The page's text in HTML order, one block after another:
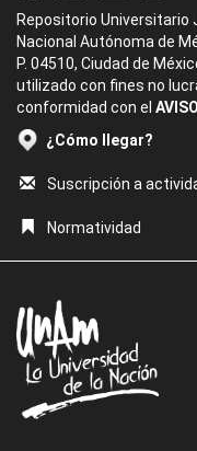
Repositorio Universitario
Nacional Autónoma de
P. 04510, Ciudad de
utilizado con fines no
conformidad con el
¿Cómo llegar?
Suscripción a
Normatividad